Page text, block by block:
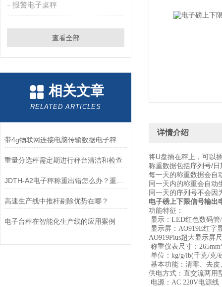
报警电子桌秤
查看全部
相关文章
RELATED ARTICLES
带4g物联网连接电脑传输数据电子秤有哪些
重量分选秤需定期进行秤台清洁和检查
JDTH-A2电子秤称重出错怎么办？重新标定
高速生产线中推杆剔除优势在哪？
电子台秤在智能化生产线的应用案例
详情介绍
将U盘插在秤上，可以
称重数据包括序列号/
每一天的称重数据会自
同一天内的称重会自动
同一天的序列号不会因
电子磅上下限信号输出
功能特征：
显示：LED红色数码
显示屏：AO919E红字
AO919Plus超大显示屏
称重仪表尺寸：
单位：kg/g/lb(千克/克/
基本功能：清零、去
供电方式：直交流两用
电源：AC 220V电源